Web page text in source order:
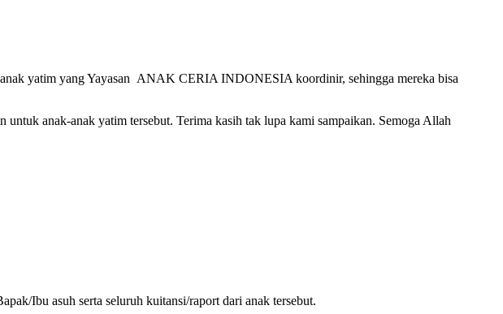
yatim yang Yayasan ANAK CERIA INDONESIA koordinir, sehingga mereka bisa
anak-anak yatim tersebut. Terima kasih tak lupa kami sampaikan. Semoga Allah
Ibu asuh serta seluruh kuitansi/raport dari anak tersebut.